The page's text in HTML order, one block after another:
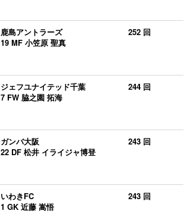
鹿島アントラーズ
19 MF 小笠原 聖真
252 回
ジェフユナイテッド千葉
7 FW 脇之園 拓海
244 回
ガンバ大阪
22 DF 松井 イライジャ博登
243 回
いわきFC
1 GK 近藤 嵩悟
243 回